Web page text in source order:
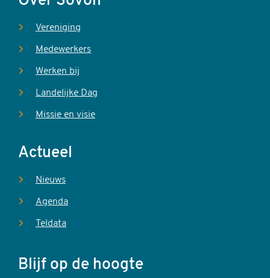
Vereniging
Medewerkers
Werken bij
Landelijke Dag
Missie en visie
Actueel
Nieuws
Agenda
Teldata
Blijf op de hoogte